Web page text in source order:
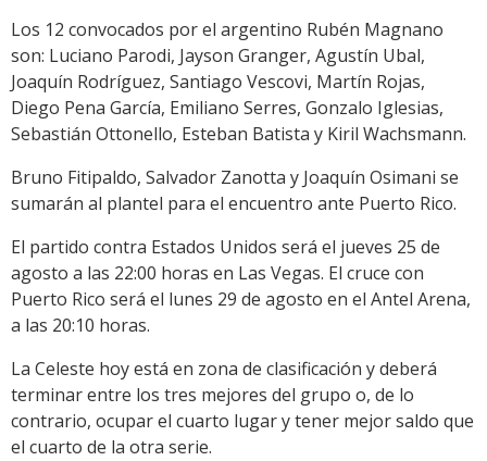
Los 12 convocados por el argentino Rubén Magnano
son: Luciano Parodi, Jayson Granger, Agustín Ubal,
Joaquín Rodríguez, Santiago Vescovi, Martín Rojas,
Diego Pena García, Emiliano Serres, Gonzalo Iglesias,
Sebastián Ottonello, Esteban Batista y Kiril Wachsmann.
Bruno Fitipaldo, Salvador Zanotta y Joaquín Osimani se
sumarán al plantel para el encuentro ante Puerto Rico.
El partido contra Estados Unidos será el jueves 25 de
agosto a las 22:00 horas en Las Vegas. El cruce con
Puerto Rico será el lunes 29 de agosto en el Antel Arena,
a las 20:10 horas.
La Celeste hoy está en zona de clasificación y deberá
terminar entre los tres mejores del grupo o, de lo
contrario, ocupar el cuarto lugar y tener mejor saldo que
el cuarto de la otra serie.